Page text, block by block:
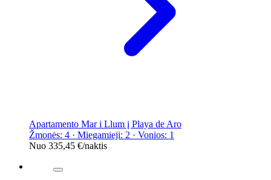
Apartamento Mar i Llum į Playa de Aro
Žmonės: 4 · Miegamieji: 2 · Vonios: 1
Nuo 335,45 €/naktis